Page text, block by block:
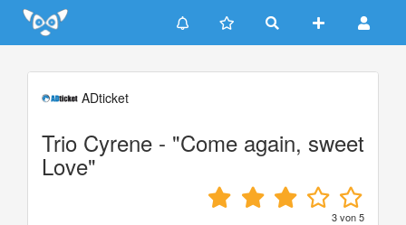
Update cookies preferences
ADticket
Trio Cyrene - "Come again, sweet
Love"
3von5